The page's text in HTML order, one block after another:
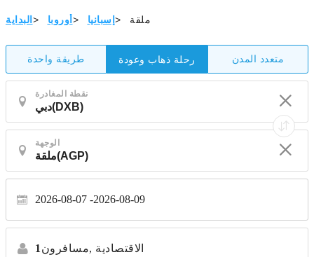
البداية > أوروبا > إسبانيا > ملقة
طريقة واحدة رحلة ذهاب وعودة متعدد المدن
نقطة المغادرة
الوجهة
2026-08-07 2026-08-09
1 مسافرون, الاقتصادية